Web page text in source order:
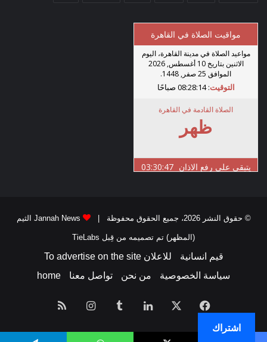
© حقوق النشر 2026، جميع الحقوق محفوظة | Jannah News الثيم
(المظهر) تم تصميمه من قِبل TieLabs
قيم انسانية
للاعلان To advertise on the site
سياسة الخصوصية
من نحن تواصل معنا home
فيسبوك لينكدإن انستقرام
الموقع
اشتراك